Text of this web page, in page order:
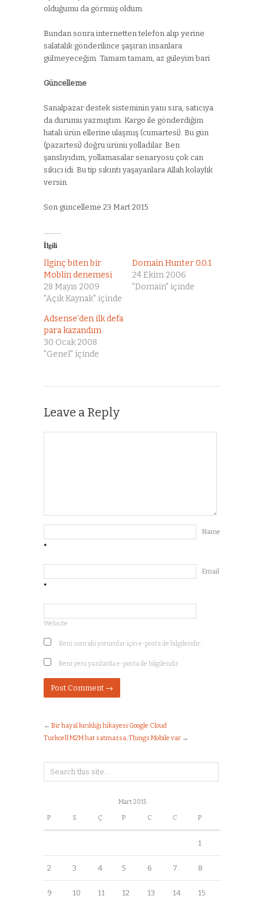
olduğumu da görmüş oldum.
Bundan sonra internetten telefon alıp yerine
salatalık gönderilince şaşıran insanlara
gülmeyeceğim. Tamam tamam, az güleyim bari
Güncelleme
Sanalpazar destek sisteminin yanı sıra, satıcıya
da durumu yazmıştım. Kargo ile gönderdiğim
hatalı ürün ellerine ulaşmış (cumartesi). Bu gün
(pazartesi) doğru ürünü yolladılar. Ben
şanslıyıdım, yollamasalar senaryosu çok can
sıkıcı idi. Bu tip sıkıntı yaşayanlara Allah kolaylık
versin.
Son güncelleme 23 Mart 2015
İlgili
İlginç biten bir
Moblin denemesi
28 Mayıs 2009
"Açık Kaynak" içinde
Domain Hunter 0.0.1
24 Ekim 2006
"Domain" içinde
Adsense’den ilk defa
para kazandım
30 Ocak 2008
"Genel" içinde
Leave a Reply
Name
*
Email
*
Website
Beni sonraki yorumlar için e-posta ile bilgilendir.
Beni yeni yazılarda e-posta ile bilgilendir.
← Bir hayal kırıklığı hikayesi Google Cloud
Turkcell M2M hat satmazsa, Things Mobile var →
Mart 2015
P S Ç P C C P
1
2 3 4 5 6 7 8
9 10 11 12 13 14 15